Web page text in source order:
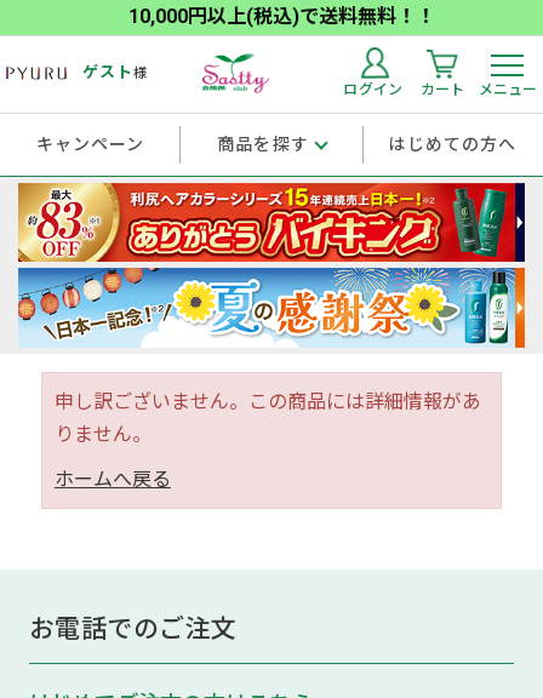
10,000円以上(税込)で送料無料！！
ゲスト様
ログイン カート メニュー
キャンペーン 商品を探す はじめての方へ
申し訳ございません。この商品には詳細情報があ
りません。
ホームへ戻る
お電話でのご注文